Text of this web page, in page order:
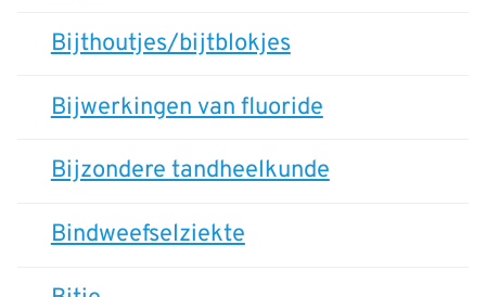
Bijthoutjes/bijtblokjes
Bijwerkingen van fluoride
Bijzondere tandheelkunde
Bindweefselziekte